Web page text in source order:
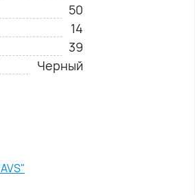
50
14
39
Черный